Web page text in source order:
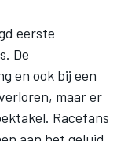
eerste
De
en ook bij een
maar er
Racefans